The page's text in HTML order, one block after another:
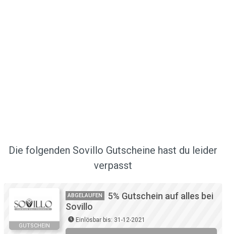
Die folgenden Sovillo Gutscheine hast du leider
verpasst
GUTSCHEIN
ABGELAUFEN
5% Gutschein auf alles bei
Sovillo
Einlösbar bis: 31-12-2021